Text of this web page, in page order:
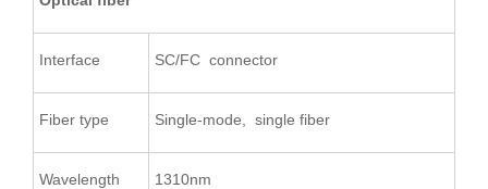
Interface SC/FC connector
Fiber type Single-mode, single fiber
Wavelength 1310nm